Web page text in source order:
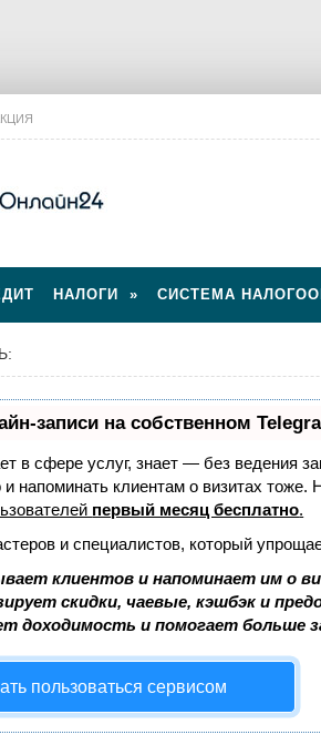
НАЛОГИ » СИСТЕМА
записи на собственном
в сфере услуг, знает — без ведения
и напоминать клиентам о визитах
первый месяц бесплатно.
и специалистов, который
клиентов и напоминает им о
скидки, чаевые, кэшбэк и
доходимость и помогает больше
пользоваться сервисом